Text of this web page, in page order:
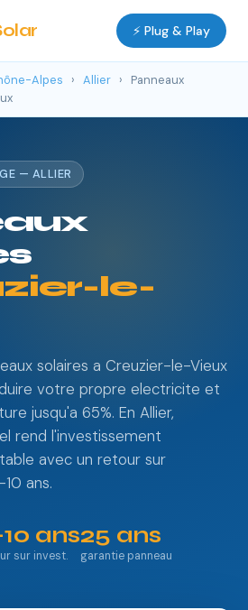
⚡ Plug & Play
Alpes › Allier ›
Panneaux
— ALLIER
le-
solaires a Creuzier-le-Vieux
votre propre electricite et
jusqu'a 65%. En Allier,
rend l'investissement
avec un retour sur
ans.
ans
sur invest.
25 ans
garantie panneau